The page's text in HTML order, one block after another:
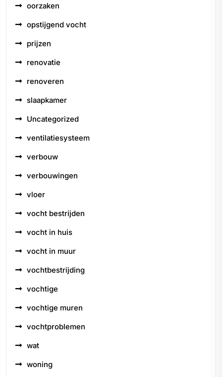
oorzaken
opstijgend vocht
prijzen
renovatie
renoveren
slaapkamer
Uncategorized
ventilatiesysteem
verbouw
verbouwingen
vloer
vocht bestrijden
vocht in huis
vocht in muur
vochtbestrijding
vochtige
vochtige muren
vochtproblemen
wat
woning